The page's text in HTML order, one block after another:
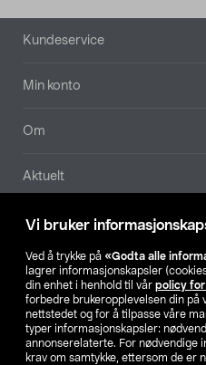
Vi bruker
Ved å trykke på «Godta alle
lagrer informasjonskapsler
din enhet i henhold til vår policy for
forbedre brukeropplevelsen din på
nettstedet og for å tilpasse våre
typer informasjonskapsler:
annonserelaterte. For nødvendige
krav om samtykke, ettersom de er
Bunntekst
Kundeservice
Min konto
Om
Aktuelt
Våre selskaper
Finn
SE